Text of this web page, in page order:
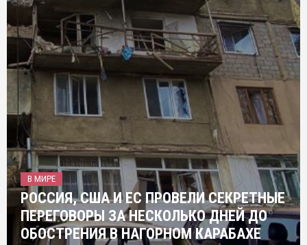
В МИРЕ
РОССИЯ, США И ЕС ПРОВЕЛИ СЕКРЕТНЫЕ
ПЕРЕГОВОРЫ ЗА НЕСКОЛЬКО ДНЕЙ ДО
ОБОСТРЕНИЯ В НАГОРНОМ КАРАБАХЕ